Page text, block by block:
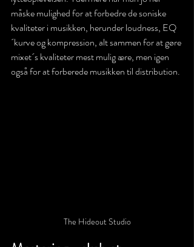
måske mulighed for at forbedre de soniske
kvaliteter i musikken, herunder loudness, EQ
´kurve og kompression, alt sammen for at gøre
mixet´s kvaliteter mest mulig ære, men igen
også for at forberede musikken til distribution.
The Hideout Studio